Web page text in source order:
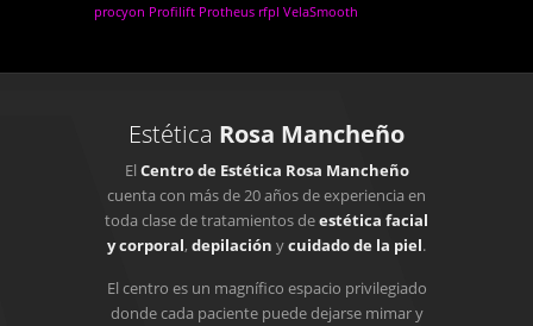
procyon Profilift Protheus rfpl VelaSmooth
Estética Rosa Mancheño
El Centro de Estética Rosa Mancheño
cuenta con más de 20 años de experiencia en
toda clase de tratamientos deestética facial
y corporal, depilación ycuidado de la piel.
El centro es un magnífico espacio privilegiado
donde cada paciente puede dejarse mimar y